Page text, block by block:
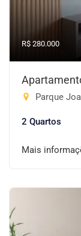
R$ 280.000
Parque
2 Quartos
Mais